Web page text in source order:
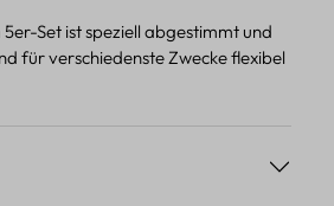
Set ist speziell abgestimmt und
für verschiedenste Zwecke flexibel